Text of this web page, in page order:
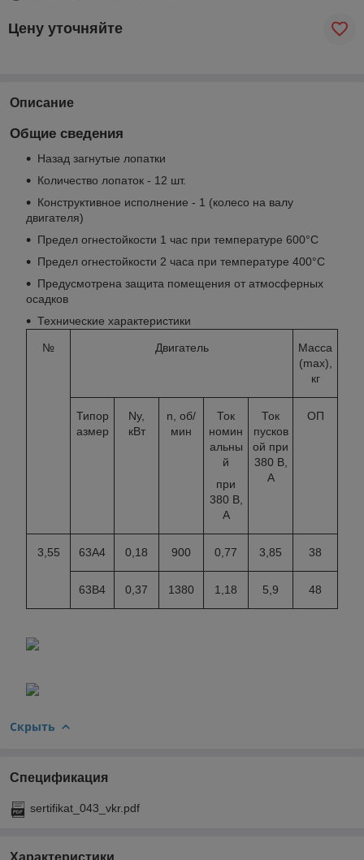
Цену уточняйте
Описание
Общие сведения
Назад загнутые лопатки
Количество лопаток - 12 шт.
Конструктивное исполнение - 1 (колесо на валу
двигателя)
Предел огнестойкости 1 час при температуре 600°С
Предел огнестойкости 2 часа при температуре 400°С
Предусмотрена защита помещения от атмосферных
осадков
Технические характеристики
№ Двигатель
Масса
(max),
кг
Типор
азмер
Nу,
кВт
n, об/
мин
Ток
номин
альны
й
при
380 В,
А
Ток
пусков
ой при
380 В,
А
ОП
3,55 63А4 0,18 900 0,77 3,85 38
63В4 0,37 1380 1,18 5,9 48
Скрыть
Спецификация
sertifikat_043_vkr.pdf